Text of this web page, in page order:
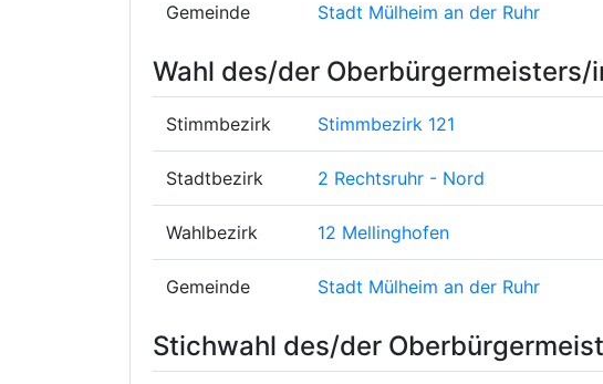
Gemeinde Stadt Mülheim an der Ruhr
Wahl des/der Oberbürgermeisters/
Stimmbezirk Stimmbezirk 121
Stadtbezirk 2 Rechtsruhr - Nord
Wahlbezirk 12 Mellinghofen
Gemeinde Stadt Mülheim an der Ruhr
Stichwahl des/der